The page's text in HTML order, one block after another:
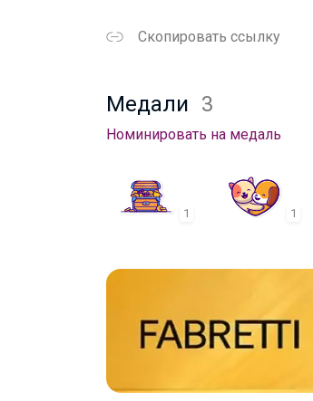
Скопировать ссылку
Медали 3
Номинировать на медаль
1 1